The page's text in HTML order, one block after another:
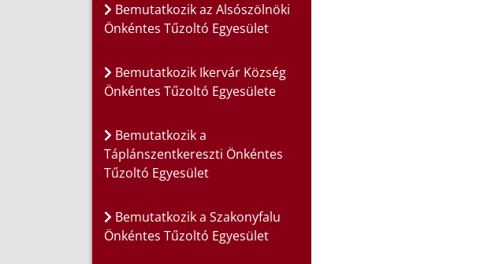
Bemutatkozik az Alsószölnöki
Önkéntes Tűzoltó Egyesület
Bemutatkozik Ikervár Község
Önkéntes Tűzoltó Egyesülete
Bemutatkozik a
Táplánszentkereszti Önkéntes
Tűzoltó Egyesület
Bemutatkozik a Szakonyfalu
Önkéntes Tűzoltó Egyesület